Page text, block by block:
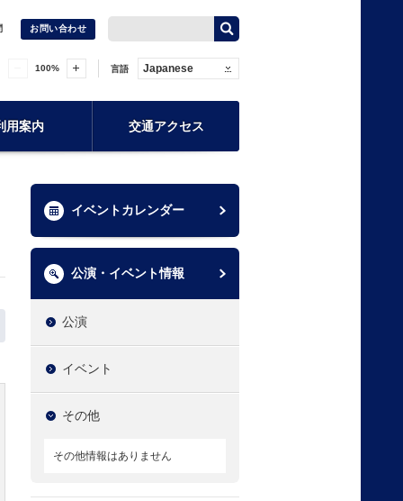
お問い合わせ
100% 言語 Japanese
用案内 交通アクセス
イベントカレンダー
公演・イベント情報
公演
イベント
その他
その他情報はありません